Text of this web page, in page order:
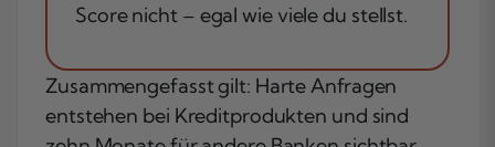
Score nicht – egal wie viele du stellst.
Zusammengefasst gilt: Harte Anfragen
entstehen bei Kreditprodukten und sind